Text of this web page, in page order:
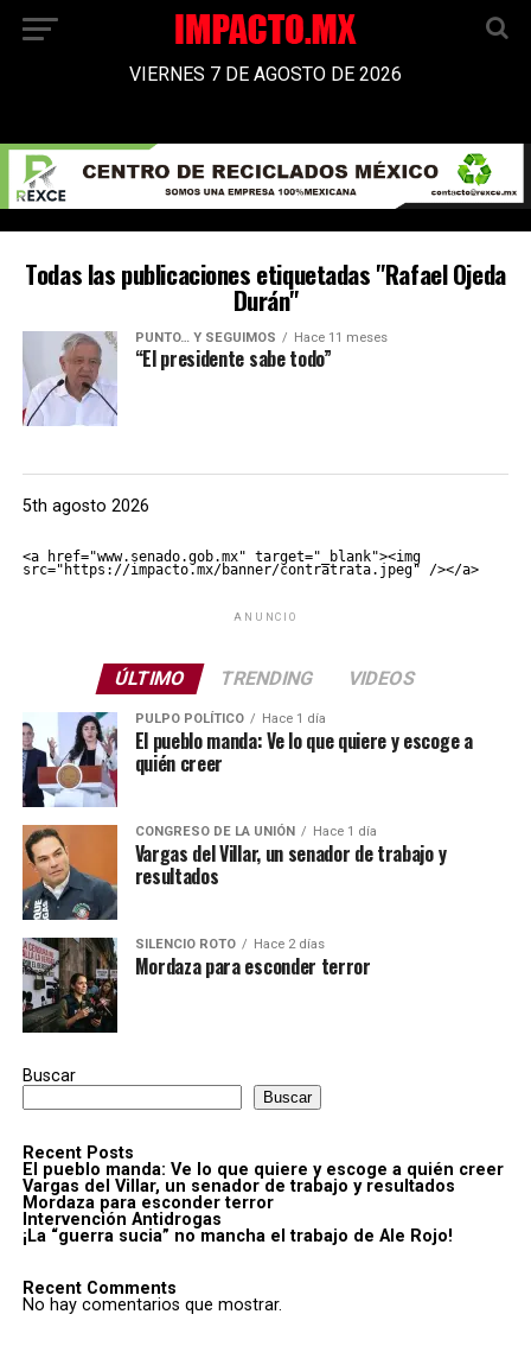
VIERNES 7 DE AGOSTO DE 2026
Todas las publicaciones etiquetadas "Rafael Ojeda
Durán"
PUNTO… Y SEGUIMOS Hace 11 meses
“El presidente sabe todo”
5th agosto 2026
<a href="www.senado.gob.mx" target="_blank"><img
src="https://impacto.mx/banner/contratrata.jpeg" /></a>
ANUNCIO
ÚLTIMO TRENDING VIDEOS
PULPO POLÍTICO Hace 1 día
El pueblo manda: Ve lo que quiere y escoge a
quién creer
CONGRESO DE LA UNIÓN Hace 1 día
Vargas del Villar, un senador de trabajo y
resultados
SILENCIO ROTO Hace 2 días
Mordaza para esconder terror
Buscar
Buscar
Recent Posts
El pueblo manda: Ve lo que quiere y escoge a quién creer
Vargas del Villar, un senador de trabajo y resultados
Mordaza para esconder terror
Intervención Antidrogas
¡La “guerra sucia” no mancha el trabajo de Ale Rojo!
Recent Comments
No hay comentarios que mostrar.